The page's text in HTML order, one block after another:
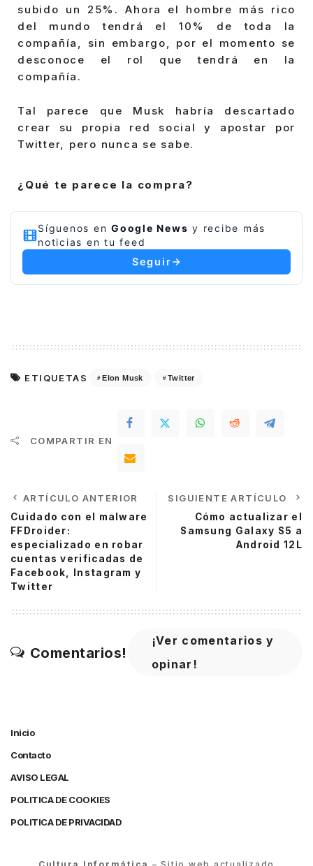
subido un 25%. Ahora el hombre más rico
del mundo tendrá el 10% de toda la
compañía, sin embargo, por el momento se
desconoce el rol que tendrá en la
compañía.
Tal parece que Musk habría descartado
crear su propia red social y apostar por
Twitter, pero nunca se sabe.
¿Qué te parece la compra?
Síguenos en Google News y recibe más
noticias en tu feed
Seguir
ETIQUETAS Elon Musk Twitter
COMPARTIR EN
ARTÍCULO ANTERIOR
Cuidado con el malware
FFDroider:
especializado en robar
cuentas verificadas de
Facebook, Instagram y
Twitter
SIGUIENTE ARTÍCULO
Cómo actualizar el
Samsung Galaxy S5 a
Android 12L
Comentarios!
¡Ver comentarios y
opinar!
Inicio
Contacto
AVISO LEGAL
POLITICA DE COOKIES
POLITICA DE PRIVACIDAD